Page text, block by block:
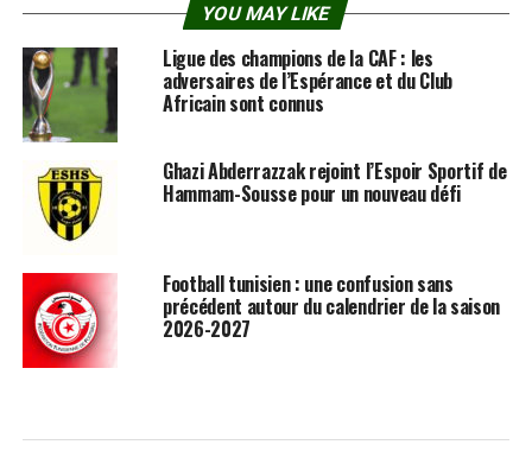
YOU MAY LIKE
Ligue des champions de la CAF : les
adversaires de l’Espérance et du Club
Africain sont connus
Ghazi Abderrazzak rejoint l’Espoir Sportif de
Hammam-Sousse pour un nouveau défi
Football tunisien : une confusion sans
précédent autour du calendrier de la saison
2026-2027